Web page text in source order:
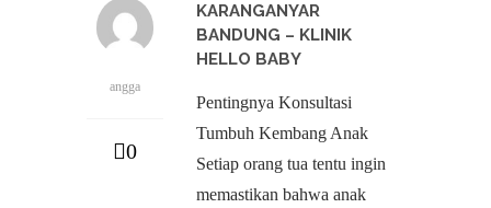
angga
0
KARANGANYAR
BANDUNG – KLINIK
HELLO BABY
Pentingnya Konsultasi
Tumbuh Kembang Anak
Setiap orang tua tentu ingin
memastikan bahwa anak